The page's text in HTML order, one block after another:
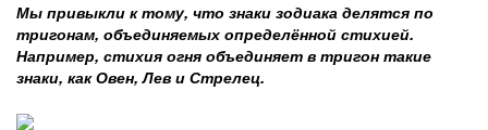
Мы привыкли к тому, что знаки зодиака делятся по
тригонам, объединяемых определённой стихией.
Например, стихия огня объединяет в тригон такие
знаки, как Овен, Лев и Стрелец.